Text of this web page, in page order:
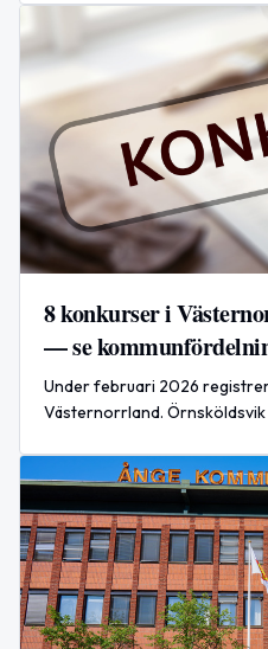
järnvägslogistik, energi/
8 konkurser i
— se
Under februari 2026
Västernorrland.